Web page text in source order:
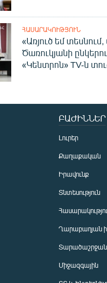
ՀԱՍԱՐԱԿՈՒԹՅՈՒՆ
«Առյուծ եմ
Ծառուկյանի
«Կենտրոն» TV-ն
ԲԱԺԻՆՆԵՐ
Լուրեր
Քաղաքական
Իրավունք
Տնտեսություն
Ղարաբաղյան
Տարածաշրջան
Միջազգային